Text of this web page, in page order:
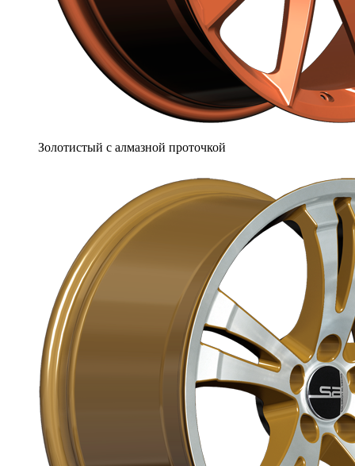
Золотистый с алмазной проточкой